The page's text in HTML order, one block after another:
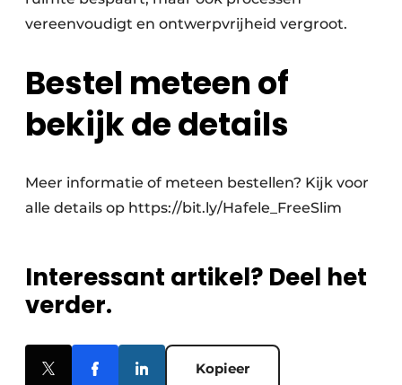
vereenvoudigt en ontwerpvrijheid vergroot.
Bestel meteen of
bekijk de details
Meer informatie of meteen bestellen? Kijk voor
alle details op https://bit.ly/Hafele_FreeSlim
Interessant artikel? Deel het
verder.
Kopieer